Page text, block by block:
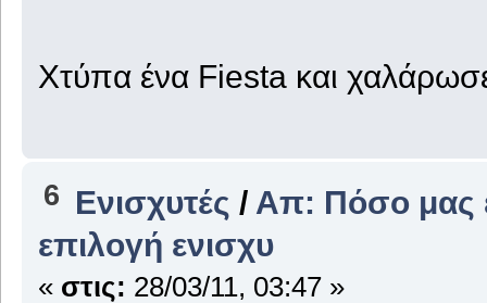
Χτύπα ένα Fiesta και
6 Ενισχυτές / Απ: Πόσο μας
επιλογή ενισχυ
« στις: 28/03/11, 03:47 »